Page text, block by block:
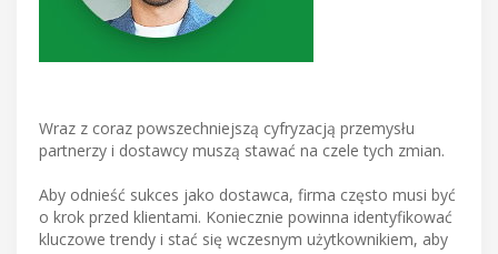
Wraz z coraz powszechniejszą cyfryzacją przemysłu
partnerzy i dostawcy muszą stawać na czele tych zmian.
Aby odnieść sukces jako dostawca, firma często musi być
o krok przed klientami. Koniecznie powinna identyfikować
kluczowe trendy i stać się wczesnym użytkownikiem, aby